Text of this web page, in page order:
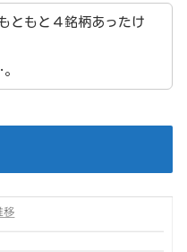
ともと４銘柄あったけ